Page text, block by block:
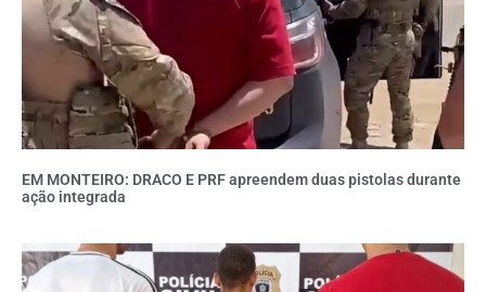
EM MONTEIRO: DRACO E PRF apreendem duas pistolas durante
ação integrada